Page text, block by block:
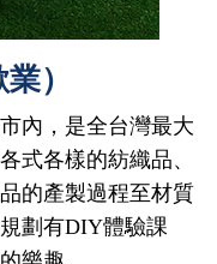
）
內，是全台灣最大
式各樣的紡織品、
的產製過程至材質
劃有DIY體驗課